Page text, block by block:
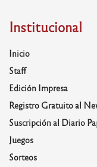
Institucional
Inicio
Staff
Edición Impresa
Registro Gratuito al
Suscripción al Diario
Juegos
Sorteos